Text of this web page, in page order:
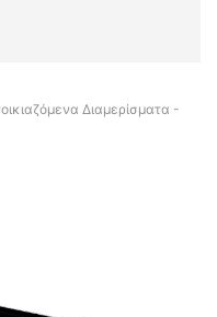
Διαμερίσματα -